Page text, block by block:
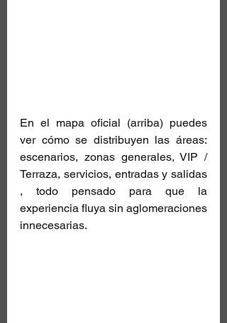
En el mapa oficial (arriba) puedes
ver cómo se distribuyen las áreas:
escenarios, zonas generales, VIP /
Terraza, servicios, entradas y salidas
, todo pensado para que la
experiencia fluya sin aglomeraciones
innecesarias.